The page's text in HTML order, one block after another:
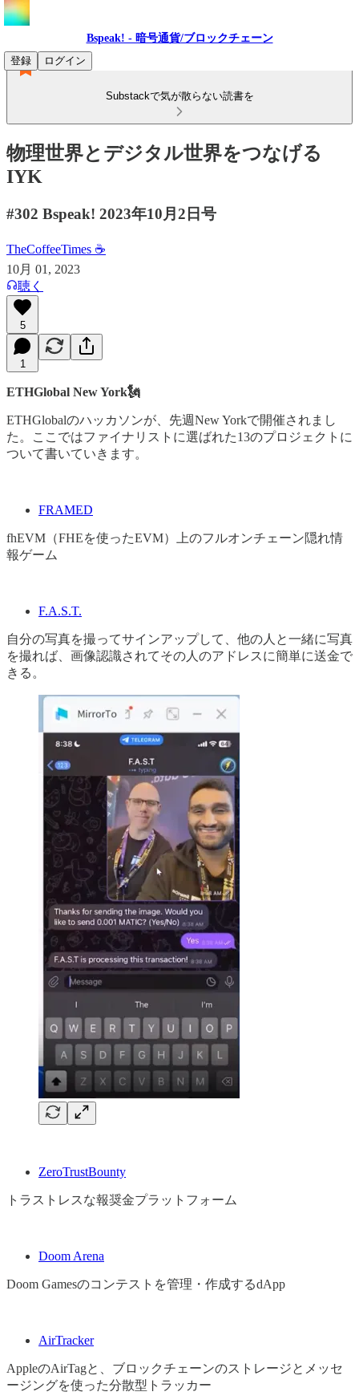
Bspeak! - 暗号通貨/ブロックチェーン
登録
ログイン
Substackで気が散らない読書を
物理世界とデジタル世界をつなげる
IYK
#302 Bspeak! 2023年10月2日号
TheCoffeeTimes ☕
10月 01, 2023
聴く
5
1
ETHGlobal New York🗽
ETHGlobalのハッカソンが、先週New Yorkで開催されまし
た。ここではファイナリストに選ばれた13のプロジェクトに
ついて書いていきます。
FRAMED
fhEVM（FHEを使ったEVM）上のフルオンチェーン隠れ情
報ゲーム
F.A.S.T.
自分の写真を撮ってサインアップして、他の人と一緒に写真
を撮れば、画像認識されてその人のアドレスに簡単に送金で
きる。
ZeroTrustBounty
トラストレスな報奨金プラットフォーム
Doom Arena
Doom Gamesのコンテストを管理・作成するdApp
AirTracker
AppleのAirTagと、ブロックチェーンのストレージとメッセ
ージングを使った分散型トラッカー